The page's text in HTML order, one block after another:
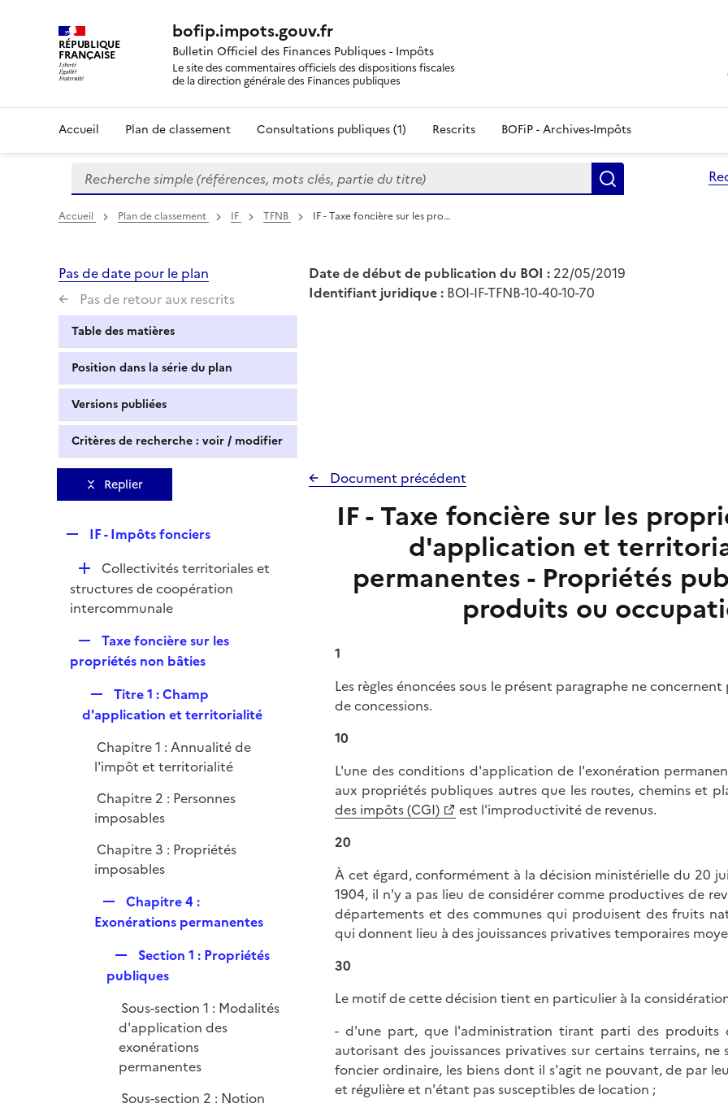
RÉPUBLIQUE
FRANÇAISE
bofip.impots.gouv.fr
Bulletin Officiel des Finances Publiques - Impôts
Le site des commentaires officiels des dispositions fiscales
de la direction générale des Finances publiques
Accueil Plan de classement Consultations publiques (1) Rescrits BOFiP - Archives-Impôts
Formulaire
de
recherche
Recherche simple (références, mots clés, partie du titre)
Accueil Plan de classement IF TFNB IF - Taxe foncière sur les pro…
Pas de date pour le plan
Pas de retour aux rescrits
Table des matières
Position dans la série du plan
Versions publiées
Critères de recherche : voir / modifier
Date de début de publication du BOI : 22/05/2019
Identifiant juridique : BOI-IF-TFNB-10-40-10-70
Replier
p
l
i
IF - Impôts fonciers
D
é
p
e
Collectivités territoriales et
structures de coopération
intercommunale
e
l
i
e
r
Taxe foncière sur les
propriétés non bâties
e
l
i
e
Titre 1 : Champ
d'application et territorialité
Chapitre 1 : Annualité de
l'impôt et territorialité
Chapitre 2 : Personnes
imposables
Chapitre 3 : Propriétés
imposables
e
l
i
e
r
Chapitre 4 :
Exonérations permanentes
e
l
i
e
r
Section 1 : Propriétés
publiques
Sous-section 1 : Modalités
d'application des
exonérations
permanentes
Sous-section 2 : Notion
Document précédent
IF - Taxe foncière sur les
d'application et
permanentes - Propriétés
produits ou
1
Les règles énoncées sous le présent paragraphe ne
de concessions.
10
L'une des conditions d'application de l'exonération
aux propriétés publiques autres que les routes, chemins et
des impôts (CGI)
est l'improductivité de revenus.
20
À cet égard, conformément à la décision ministérielle du 20
1904, il n'y a pas lieu de considérer comme productives de
départements et des communes qui produisent des fruits
qui donnent lieu à des jouissances privatives temporaires
30
Le motif de cette décision tient en particulier à la
- d'une part, que l'administration tirant parti des
autorisant des jouissances privatives sur certains terrains,
foncier ordinaire, les biens dont il s'agit ne pouvant, de par
et régulière et n'étant pas susceptibles de location ;